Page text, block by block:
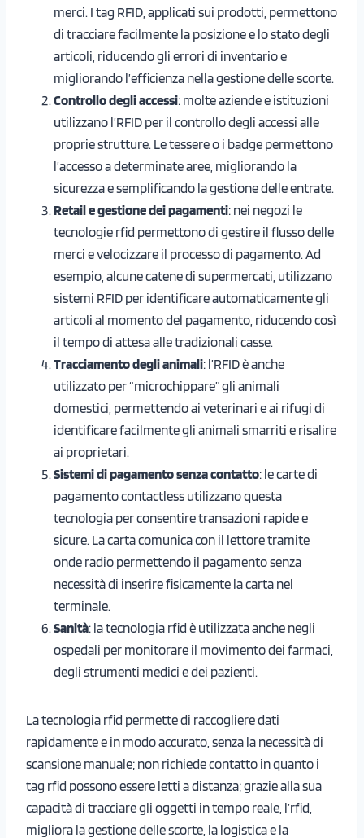
merci. I tag RFID, applicati sui prodotti, permettono
di tracciare facilmente la posizione e lo stato degli
articoli, riducendo gli errori di inventario e
migliorando l’efficienza nella gestione delle scorte.
Controllo degli accessi: molte aziende e istituzioni
utilizzano l’RFID per il controllo degli accessi alle
proprie strutture. Le tessere o i badge permettono
l’accesso a determinate aree, migliorando la
sicurezza e semplificando la gestione delle entrate.
Retail e gestione dei pagamenti: nei negozi le
tecnologie rfid permettono di gestire il flusso delle
merci e velocizzare il processo di pagamento. Ad
esempio, alcune catene di supermercati, utilizzano
sistemi RFID per identificare automaticamente gli
articoli al momento del pagamento, riducendo così
il tempo di attesa alle tradizionali casse.
Tracciamento degli animali: l’RFID è anche
utilizzato per “microchippare” gli animali
domestici, permettendo ai veterinari e ai rifugi di
identificare facilmente gli animali smarriti e risalire
ai proprietari.
Sistemi di pagamento senza contatto: le carte di
pagamento contactless utilizzano questa
tecnologia per consentire transazioni rapide e
sicure. La carta comunica con il lettore tramite
onde radio permettendo il pagamento senza
necessità di inserire fisicamente la carta nel
terminale.
Sanità: la tecnologia rfid è utilizzata anche negli
ospedali per monitorare il movimento dei farmaci,
degli strumenti medici e dei pazienti.
La tecnologia rfid permette di raccogliere dati
rapidamente e in modo accurato, senza la necessità di
scansione manuale; non richiede contatto in quanto i
tag rfid possono essere letti a distanza; grazie alla sua
capacità di tracciare gli oggetti in tempo reale, l’rfid,
migliora la gestione delle scorte, la logistica e la